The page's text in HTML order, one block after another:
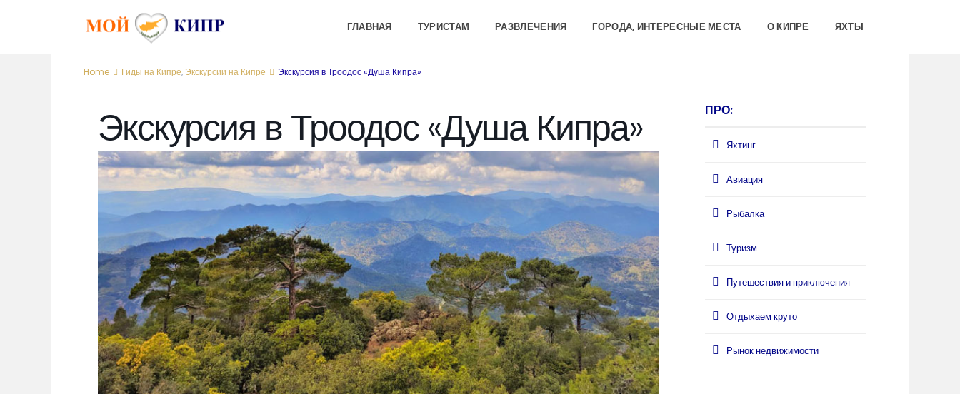
ГЛАВНАЯ ТУРИСТАМ РАЗВЛЕЧЕНИЯ ГОРОДА, ИНТЕРЕСНЫЕ МЕСТА О КИПРЕ ЯХТЫ
Home Гиды на Кипре, Экскурсии на Кипре Экскурсия в Троодос «Душа Кипра»
Экскурсия в Троодос «Душа Кипра» ПРО:
Яхтинг
Авиация
Рыбалка
Туризм
Путешествия и приключения
Отдыхаем круто
Рынок недвижимости